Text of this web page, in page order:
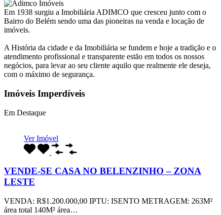
Em 1938 surgiu a Imobiliária ADIMCO que cresceu junto com o
Bairro do Belém sendo uma das pioneiras na venda e locação de
imóveis.
A História da cidade e da Imobiliária se fundem e hoje a tradição e o
atendimento profissional e transparente estão em todos os nossos
negócios, para levar ao seu cliente aquilo que realmente ele deseja,
com o máximo de segurança.
Imóveis Imperdíveis
Em Destaque
Ver Imóvel
VENDE-SE CASA NO BELENZINHO – ZONA
LESTE
VENDA: R$1.200.000,00 IPTU: ISENTO METRAGEM: 263M²
área total 140M² área…